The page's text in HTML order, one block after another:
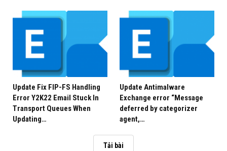
Phương Nguyễn
Update Fix FIP-FS Handling
Error Y2K22 Email Stuck In
Transport Queues When
Updating…
Update Antimalware
Exchange error “Message
deferred by categorizer
agent,…
Tải bài